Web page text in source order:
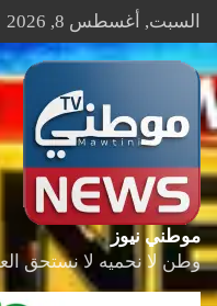
Skip
content
السبت, أغسطس 8, 2026
موطني نيوز
وطن لا نحميه لا نستحق